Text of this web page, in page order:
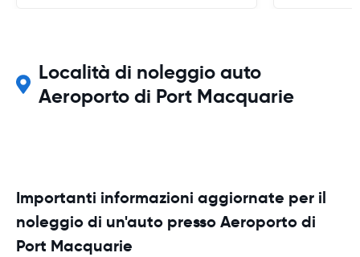
Località di noleggio auto
Aeroporto di Port Macquarie
Importanti informazioni aggiornate per il
noleggio di un'auto presso Aeroporto di
Port Macquarie